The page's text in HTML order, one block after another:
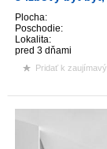
Plocha:
Poschodie:
Lokalita:
pred 3 dňami
Pridať k